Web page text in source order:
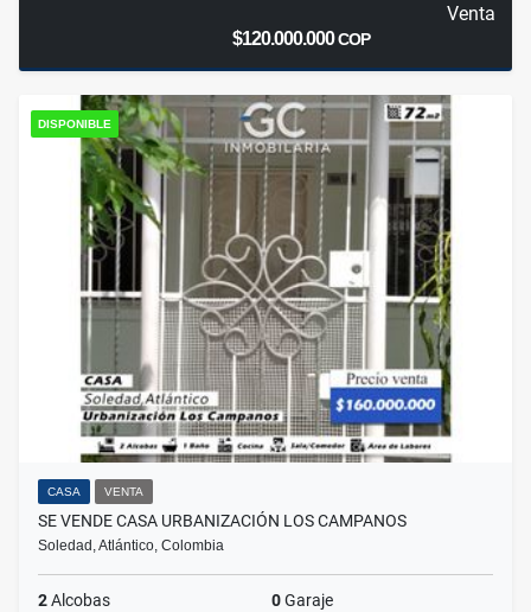
Venta
$120.000.000COP
DISPONIBLE
CASA VENTA
SE VENDE CASA URBANIZACIÓN LOS CAMPANOS
Soledad, Atlántico, Colombia
2Alcobas 0Garaje